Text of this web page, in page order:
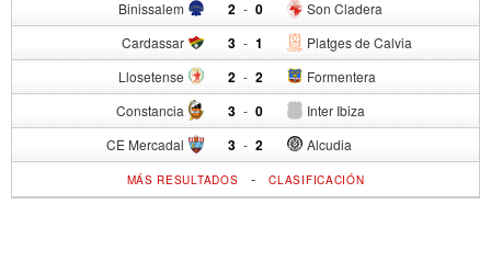
Binissalem 2 - Son Cladera
0
Cardassar 3 - Platges de Calvia
1
Llosetense 2 - Formentera
2
Constancia 3 - Inter Ibiza
0
CE Mercadal 3 - Alcudia
2
MÁS RESULTADOS -CLASIFICACIÓN